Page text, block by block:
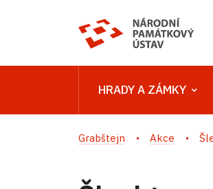
HRADY A ZÁMKY
Grabštejn Akce